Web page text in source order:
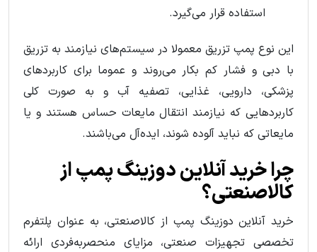
استفاده قرار می‌گیرد.
این نوع پمپ تزریق معمولا در سیستم‌های نیازمند به تزریق
با دبی و فشار کم بکار می‌روند و عموما برای کاربردهای
پزشکی، دارویی، غذایی، تصفیه آب و به صورت کلی
کاربردهایی که نیازمند انتقال مایعات حساس هستند و یا
مایعاتی که نباید آلوده شوند، ایده‌آل می‌باشند.
چرا خرید آنلاین دوزینگ پمپ از
کالاصنعتی؟
خرید آنلاین دوزینگ پمپ از کالاصنعتی، به عنوان پلتفرم
تخصصی تجهیزات صنعتی، مزایای منحصربه‌فردی ارائه